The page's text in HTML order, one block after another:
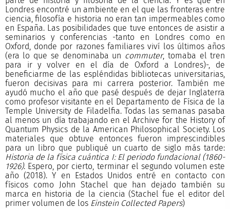
Londres encontré un ambiente en el que las fronteras entre
ciencia, filosofía e historia no eran tan impermeables como
en España. Las posibilidades que tuve entonces de asistir a
seminarios y conferencias -tanto en Londres como en
Oxford, donde por razones familiares viví los últimos años
(era lo que se denominaba un commuter, tomaba el tren
para ir y volver en el día de Oxford a Londres)-, de
beneficiarme de las espléndidas bibliotecas universitarias,
fueron decisivas para mi carrera posterior. También me
ayudó mucho el año que pasé después de dejar Inglaterra
como profesor visitante en el Departamento de Física de la
Temple University de Filadelfia. Todas las semanas pasaba
al menos un día trabajando en el Archive for the History of
Quantum Physics de la American Philosophical Society. Los
materiales que obtuve entonces fueron imprescindibles
para un libro que publiqué un cuarto de siglo más tarde:
Historia de la física cuántica I: El periodo fundacional (1860-
1926). Espero, por cierto, terminar el segundo volumen este
año (2018). Y en Estados Unidos entré en contacto con
físicos como John Stachel que han dejado también su
marca en historia de la ciencia (Stachel fue el editor del
primer volumen de los Einstein Collected Papers)